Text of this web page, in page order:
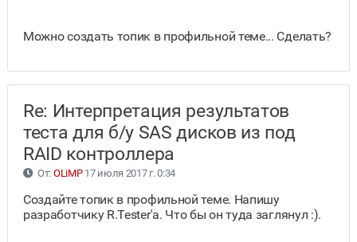
Можно создать топик в профильной теме... Сделать?
Re: Интерпретация результатов
теста для б/у SAS дисков из под
RAID контроллера
От: OLiMP17 июля 2017 г. 0:34
Создайте топик в профильной теме. Напишу
разработчику R.Tester'а. Что бы он туда заглянул :).